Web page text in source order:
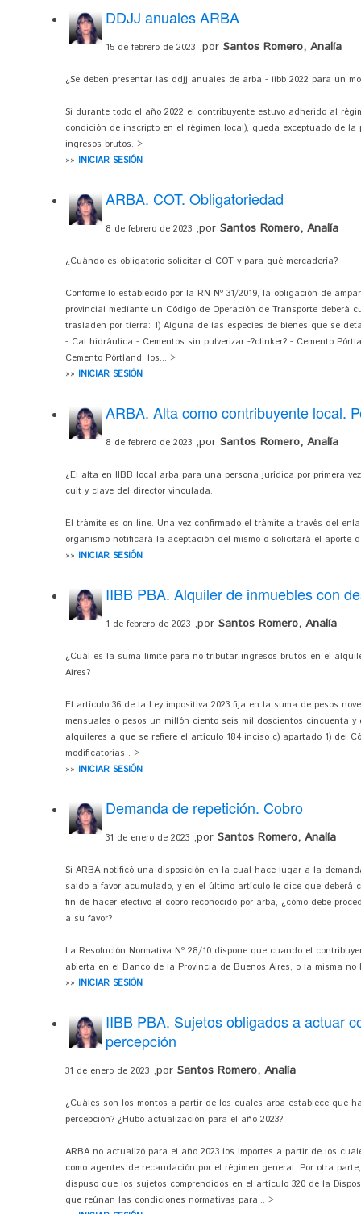
DDJJ anuales ARBA
15 de febrero de 2023 ,por Santos Romero, Analía
¿Se deben presentar las ddjj anuales de arba - iibb 2022 para un
Si durante todo el año 2022 el contribuyente estuvo adherido al
condición de inscripto en el régimen local), queda exceptuado de
ingresos brutos. >
»» INICIAR SESIÓN
ARBA. COT. Obligatoriedad
8 de febrero de 2023 ,por Santos Romero, Analía
¿Cuándo es obligatorio solicitar el COT y para qué mercadería?
Conforme lo establecido por la RN Nº 31/2019, la obligación de
provincial mediante un Código de Operación de Transporte deberá
trasladen por tierra: 1) Alguna de las especies de bienes que se
- Cal hidráulica - Cementos sin pulverizar -?clinker? - Cemento
Cemento Pórtland: los... >
»» INICIAR SESIÓN
ARBA. Alta como contribuyente local.
8 de febrero de 2023 ,por Santos Romero, Analía
¿El alta en IIBB local arba para una persona jurídica por primera
cuit y clave del director vinculada.
El trámite es on line. Una vez confirmado el trámite a través del
organismo notificará la aceptación del mismo o solicitará el aporte
»» INICIAR SESIÓN
IIBB PBA. Alquiler de inmuebles con
1 de febrero de 2023 ,por Santos Romero, Analía
¿Cuál es la suma límite para no tributar ingresos brutos en el
Aires?
El artículo 36 de la Ley impositiva 2023 fija en la suma de pesos
mensuales o pesos un millón ciento seis mil doscientos cincuenta y
alquileres a que se refiere el artículo 184 inciso c) apartado 1) del
modificatorias-. >
»» INICIAR SESIÓN
Demanda de repetición. Cobro
31 de enero de 2023 ,por Santos Romero, Analía
Si ARBA notificó una disposición en la cual hace lugar a la
saldo a favor acumulado, y en el último artículo le dice que
fin de hacer efectivo el cobro reconocido por arba, ¿cómo debe
a su favor?
La Resolución Normativa Nº 28/10 dispone que cuando el
abierta en el Banco de la Provincia de Buenos Aires, o la misma
»» INICIAR SESIÓN
IIBB PBA. Sujetos obligados a actuar
percepción
31 de enero de 2023 ,por Santos Romero, Analía
¿Cuáles son los montos a partir de los cuales arba establece que
percepción? ¿Hubo actualización para el año 2023?
ARBA no actualizó para el año 2023 los importes a partir de los
como agentes de recaudación por el régimen general. Por otra
dispuso que los sujetos comprendidos en el artículo 320 de la
que reúnan las condiciones normativas para... >